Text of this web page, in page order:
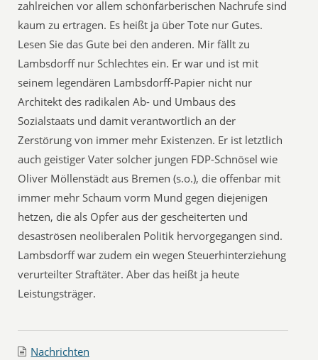
zahlreichen vor allem schönfärberischen Nachrufe sind
kaum zu ertragen. Es heißt ja über Tote nur Gutes.
Lesen Sie das Gute bei den anderen. Mir fällt zu
Lambsdorff nur Schlechtes ein. Er war und ist mit
seinem legendären Lambsdorff-Papier nicht nur
Architekt des radikalen Ab- und Umbaus des
Sozialstaats und damit verantwortlich an der
Zerstörung von immer mehr Existenzen. Er ist letztlich
auch geistiger Vater solcher jungen FDP-Schnösel wie
Oliver Möllenstädt aus Bremen (s.o.), die offenbar mit
immer mehr Schaum vorm Mund gegen diejenigen
hetzen, die als Opfer aus der gescheiterten und
desaströsen neoliberalen Politik hervorgegangen sind.
Lambsdorff war zudem ein wegen Steuerhinterziehung
verurteilter Straftäter. Aber das heißt ja heute
Leistungsträger.
Nachrichten